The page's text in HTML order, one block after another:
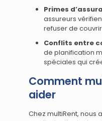
Primes
assureurs
refuser de
Conflits entre
de planification
spéciales qui
Comment
aider
Chez multiRent, nous